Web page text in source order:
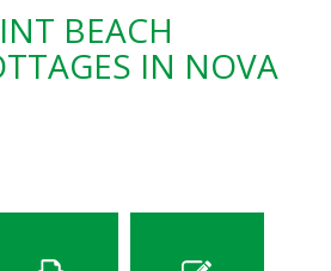
BEACH
IN NOVA